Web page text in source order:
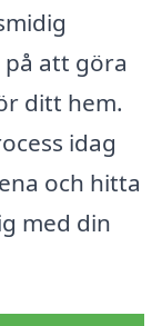
att göra
ditt hem.
idag
och hitta
med din